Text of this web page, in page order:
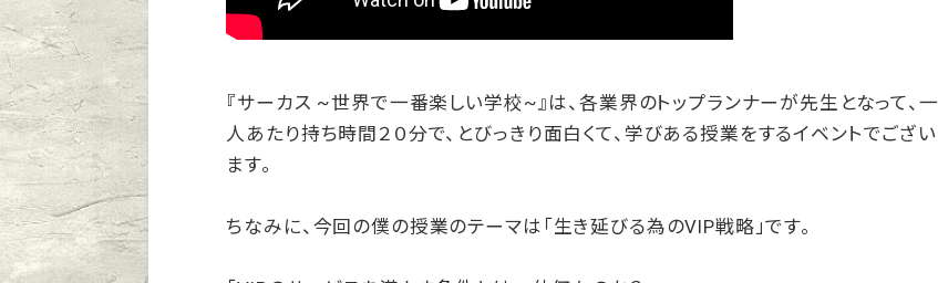
『サーカス ~世界で一番楽しい学校~』は、各業界のトップランナーが先生となって、一
人あたり持ち時間２０分で、とびっきり面白くて、学びある授業をするイベントでござい
ます。
ちなみに、今回の僕の授業のテーマは「生き延びる為のVIP戦略」です。